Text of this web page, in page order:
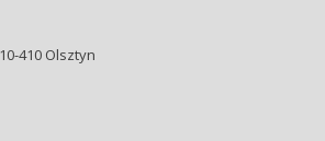
410 Olsztyn